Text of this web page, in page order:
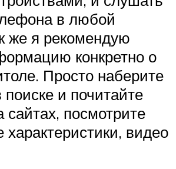
в любой
же я рекомендую
конкретно о
Просто наберите
и почитайте
сайтах, посмотрите
характеристики, видео